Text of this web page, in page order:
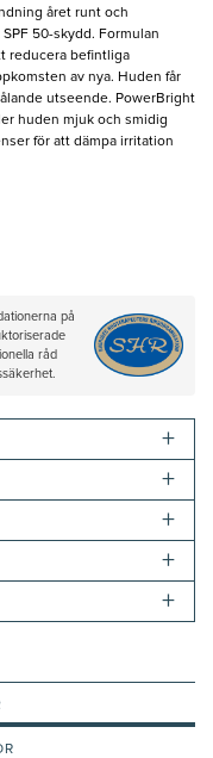
året runt och
50-skydd. Formulan
reducera befintliga
av nya. Huden får
utseende. PowerBright
huden mjuk och smidig
för att dämpa irritation
på
råd
+
+
+
+
+